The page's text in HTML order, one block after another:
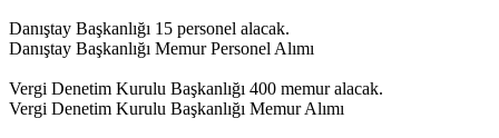
Danıştay Başkanlığı 15 personel alacak.
Danıştay Başkanlığı Memur Personel Alımı
Vergi Denetim Kurulu Başkanlığı 400 memur alacak.
Vergi Denetim Kurulu Başkanlığı Memur Alımı